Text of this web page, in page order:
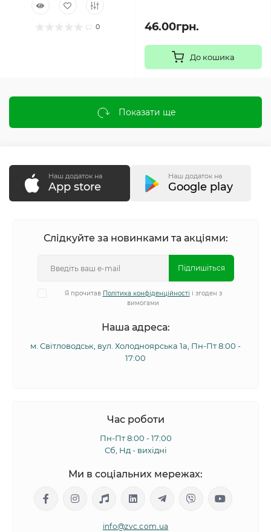
0 46.00грн.
До кошика
Показати ще
Наш додаток на
App store
Наш додаток на
Google play
Слідкуйте за новинками та акціями:
Підпишіться
Я прочитав Політика конфіденційності і згоден з
вимогами
Наша адреса:
м. Світловодськ, вул. Холодноярська 1а, Пн-Пт 8:00 -
17:00
Час роботи
Пн-Пт 8:00 - 17:00
Сб, Нд - вихідні
Ми в соціальних мережах:
info@zvc.com.ua